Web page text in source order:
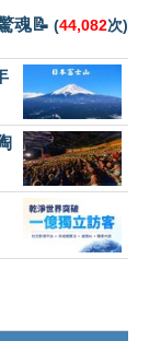
魂📝 (44,082次)